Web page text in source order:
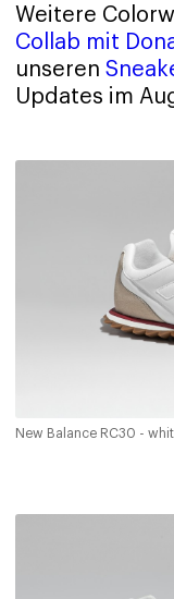
Weitere
Collab mit
unseren
Updates im
New Balance RC30 -